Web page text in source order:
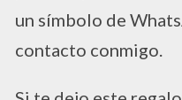
un símbolo de
contacto conmigo.